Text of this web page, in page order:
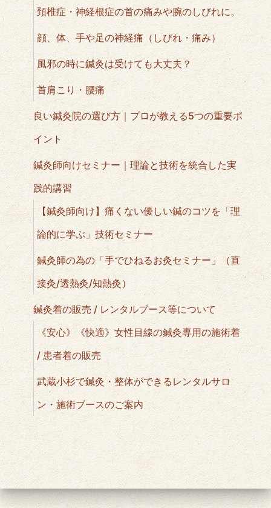
頚椎症・神経根症の首の痛みや腕のしびれに。
顔、体、手や足の神経痛（しびれ・痛み）
風邪の時に鍼灸は受けても大丈夫？
首肩こり・腰痛
良い鍼灸院の選び方｜プロが教える5つの重要ポ
イント
鍼灸師向けセミナー｜理論と技術を統合した実
践的講習
【鍼灸師向け】痛くない優しい鍼のコツを「理
論的に学ぶ」技術セミナー
鍼灸師の為の「手でひねるお灸セミナー」（直
接灸/透熱灸/知熱灸）
鍼灸着の販売 / レンタルブース等について
《安心》《快適》女性目線の鍼灸専用の施術着
/ 患者着の販売
武蔵小杉で鍼灸・整体ができるレンタルサロ
ン・施術ブースのご案内